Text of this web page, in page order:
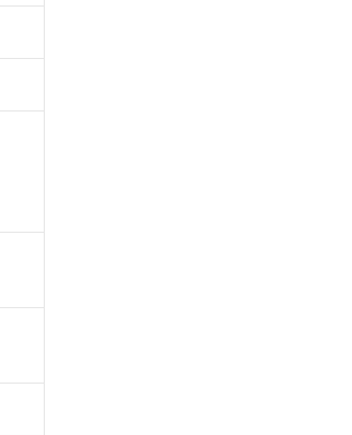
が提供可能な商品です。
切り替える予定のある商品です。
品で、対応品を出す予定はありません。